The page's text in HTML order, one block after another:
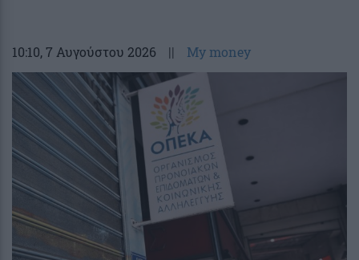
10:10, 7 Αυγούστου 2026 || My money